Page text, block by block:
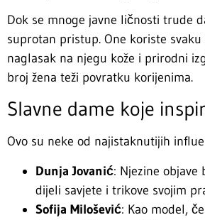
Dok se mnoge javne ličnosti trude
suprotan pristup. One koriste
naglasak na njegu kože i prirodni
broj žena teži povratku korijenima.
Slavne dame koje
Ovo su neke od najistaknutijih
Dunja Jovanić: Njezine objave
dijeli savjete i trikove svojim
Sofija Milošević: Kao model,